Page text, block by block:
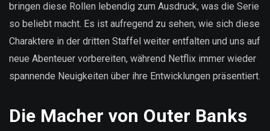
bringen diese Rollen lebendig zum Ausdruck, was die Serie
so beliebt macht. Es ist aufregend zu sehen, wie sich diese
Charaktere in der dritten Staffel weiter entfalten und uns auf
neue Abenteuer vorbereiten, während Netflix immer wieder
spannende Neuigkeiten über ihre Entwicklungen präsentiert.
Die Macher von Outer Banks